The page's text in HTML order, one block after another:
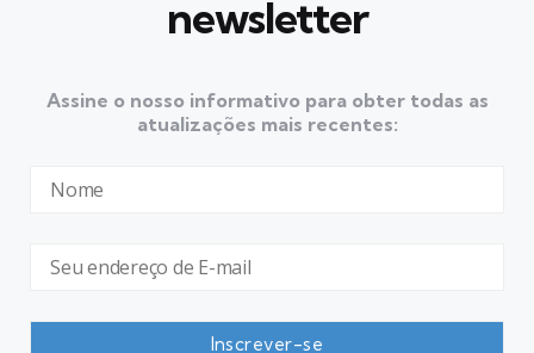
newsletter
Assine o nosso informativo para obter todas as
atualizações mais recentes: